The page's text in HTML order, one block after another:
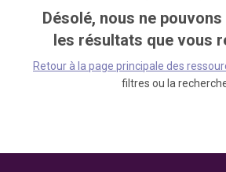
Désolé, nous ne
les résultats que vous
Retour à la page principale des
filtres ou la